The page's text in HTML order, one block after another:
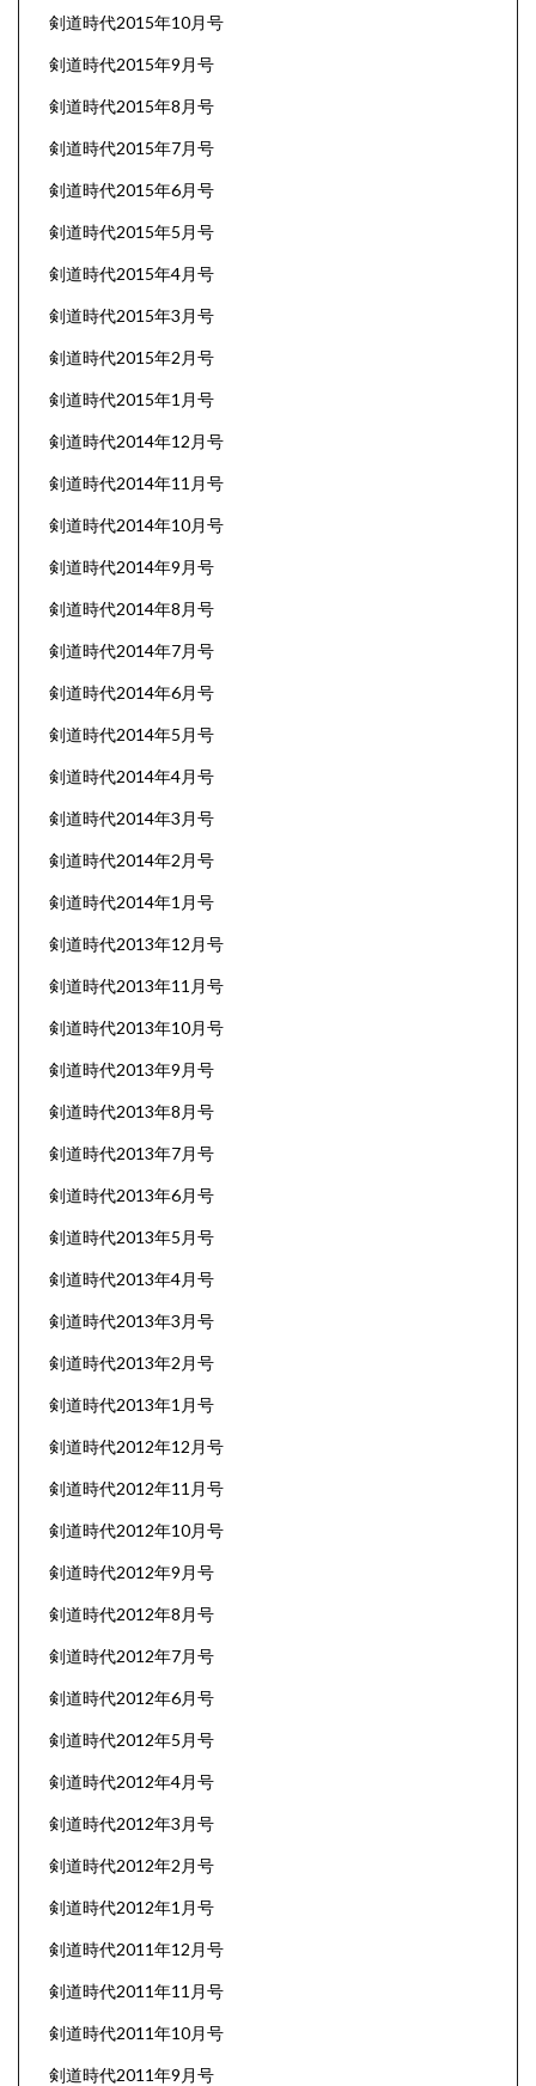
剣道時代2015年10月号
剣道時代2015年9月号
剣道時代2015年8月号
剣道時代2015年7月号
剣道時代2015年6月号
剣道時代2015年5月号
剣道時代2015年4月号
剣道時代2015年3月号
剣道時代2015年2月号
剣道時代2015年1月号
剣道時代2014年12月号
剣道時代2014年11月号
剣道時代2014年10月号
剣道時代2014年9月号
剣道時代2014年8月号
剣道時代2014年7月号
剣道時代2014年6月号
剣道時代2014年5月号
剣道時代2014年4月号
剣道時代2014年3月号
剣道時代2014年2月号
剣道時代2014年1月号
剣道時代2013年12月号
剣道時代2013年11月号
剣道時代2013年10月号
剣道時代2013年9月号
剣道時代2013年8月号
剣道時代2013年7月号
剣道時代2013年6月号
剣道時代2013年5月号
剣道時代2013年4月号
剣道時代2013年3月号
剣道時代2013年2月号
剣道時代2013年1月号
剣道時代2012年12月号
剣道時代2012年11月号
剣道時代2012年10月号
剣道時代2012年9月号
剣道時代2012年8月号
剣道時代2012年7月号
剣道時代2012年6月号
剣道時代2012年5月号
剣道時代2012年4月号
剣道時代2012年3月号
剣道時代2012年2月号
剣道時代2012年1月号
剣道時代2011年12月号
剣道時代2011年11月号
剣道時代2011年10月号
剣道時代2011年9月号